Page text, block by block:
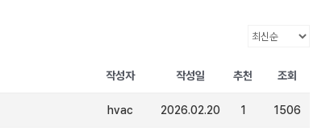
작성자 작성일 추천 조회
hvac 2026.02.20 1 1506